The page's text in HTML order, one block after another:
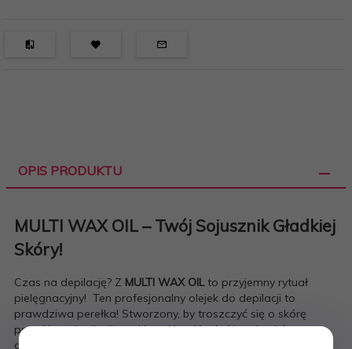
OPIS PRODUKTU
MULTI WAX OIL – Twój Sojusznik Gładkiej
Skóry!
Czas na depilację? Z MULTI WAX OIL to przyjemny rytuał
pielęgnacyjny! Ten profesjonalny olejek do depilacji to
prawdziwa perełka! Stworzony, by troszczyć się o skórę
przed i po depilacji woskiem. Nawilża, koi i otula skórę
delikatną ochroną, zamieniając każdą chwilę z woskiem w